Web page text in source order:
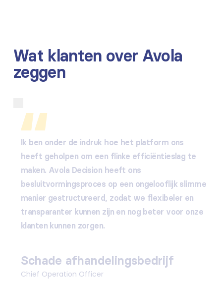
Wat klanten over Avola
zeggen
Ik ben onder de indruk hoe het platform ons
heeft geholpen om een flinke efficiëntieslag te
maken. Avola Decision heeft ons
besluitvormingsproces op een ongelooflijk slimme
manier gestructureerd, zodat we flexibeler en
transparanter kunnen zijn en nog beter voor onze
klanten kunnen zorgen.
Schade afhandelingsbedrijf
Chief Operation Officer